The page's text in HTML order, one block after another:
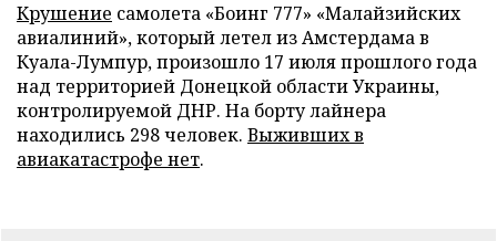
Крушение самолета «Боинг 777» «Малайзийских
авиалиний», который летел из Амстердама в
Куала-Лумпур, произошло 17 июля прошлого года
над территорией Донецкой области Украины,
контролируемой ДНР. На борту лайнера
находились 298 человек. Выживших в
авиакатастрофе нет.